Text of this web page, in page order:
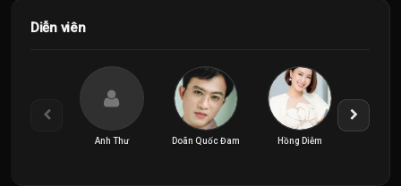
Diễn viên
Anh Thư Doãn Quốc Đam Hồng Diễm